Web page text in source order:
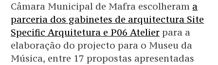
Câmara Municipal de Mafra escolheram a
parceria dos gabinetes de arquitectura Site
Specific Arquitetura e P06 Atelier para a
elaboração do projecto para o Museu da
Música, entre 17 propostas apresentadas